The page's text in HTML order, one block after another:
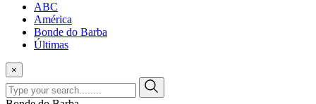
ABC
América
Bonde do Barba
Últimas
×